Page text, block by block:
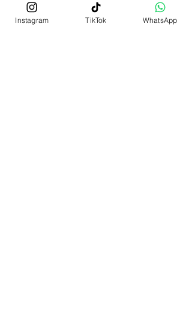
CHEF:
Instagram TikTok WhatsApp